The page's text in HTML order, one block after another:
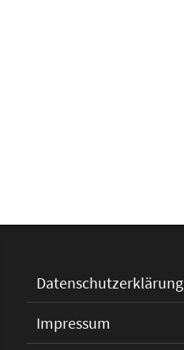
Datenschutzerklärung
Impressum